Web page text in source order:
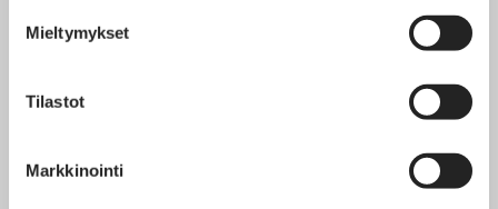
Mieltymykset
Tilastot
Markkinointi
osaamisasiantuntija
Lue lisää:
Taitaja – Vaatteenvalmistuksen laji